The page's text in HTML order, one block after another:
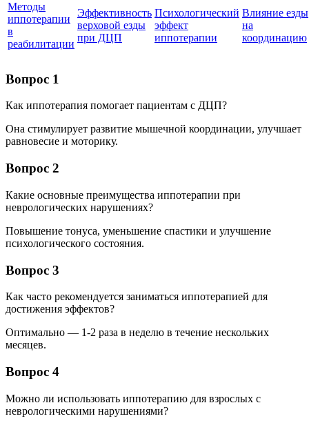
Методы
иппотерапии
в
реабилитации
Эффективность
верховой езды
при ДЦП
Психологический
эффект
иппотерапии
Влияние езды
на
координацию
Вопрос 1
Как иппотерапия помогает пациентам с ДЦП?
Она стимулирует развитие мышечной координации, улучшает
равновесие и моторику.
Вопрос 2
Какие основные преимущества иппотерапии при
неврологических нарушениях?
Повышение тонуса, уменьшение спастики и улучшение
психологического состояния.
Вопрос 3
Как часто рекомендуется заниматься иппотерапией для
достижения эффектов?
Оптимально — 1-2 раза в неделю в течение нескольких
месяцев.
Вопрос 4
Можно ли использовать иппотерапию для взрослых с
неврологическими нарушениями?